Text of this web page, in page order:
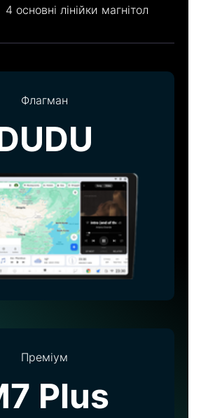
4 основні лінійки магнітол
Флагман
Преміум
Plus